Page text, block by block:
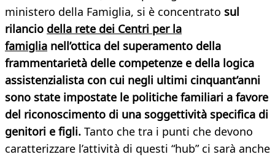
ministero della Famiglia, si è concentrato sul
rilancio della rete dei Centri per la
famiglia nell’ottica del superamento della
frammentarietà delle competenze e della logica
assistenzialista con cui negli ultimi cinquant’anni
sono state impostate le politiche familiari a favore
del riconoscimento di una soggettività specifica di
genitori e figli. Tanto che tra i punti che devono
caratterizzare l’attività di questi “hub” ci sarà anche